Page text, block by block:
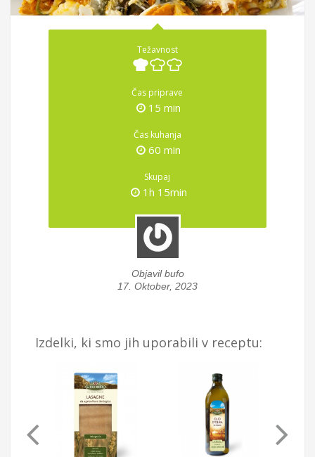
Težavnost
Čas priprave
15 min
Čas kuhanja
60 min
Skupaj
1h 15min
Objavil bufo
17. Oktober, 2023
Izdelki, ki smo jih uporabili v receptu: